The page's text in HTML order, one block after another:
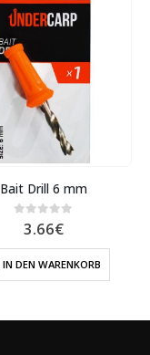
Bait Drill 6 mm
out of 5
3.66€
IN DEN WARENKORB